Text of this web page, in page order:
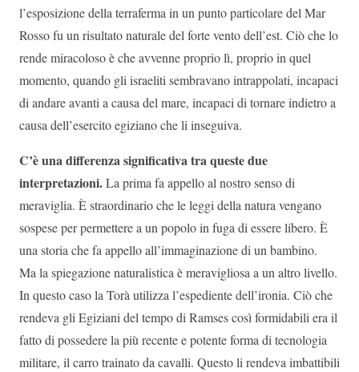
l’esposizione della terraferma in un punto particolare del Mar
Rosso fu un risultato naturale del forte vento dell’est. Ciò che lo
rende miracoloso è che avvenne proprio lì, proprio in quel
momento, quando gli israeliti sembravano intrappolati, incapaci
di andare avanti a causa del mare, incapaci di tornare indietro a
causa dell’esercito egiziano che li inseguiva.
C’è una differenza significativa tra queste due
interpretazioni.La prima fa appello al nostro senso di
meraviglia. È straordinario che le leggi della natura vengano
sospese per permettere a un popolo in fuga di essere libero. È
una storia che fa appello all’immaginazione di un bambino.
Ma la spiegazione naturalistica è meravigliosa a un altro livello.
In questo caso la Torà utilizza l’espediente dell’ironia. Ciò che
rendeva gli Egiziani del tempo di Ramses così formidabili era il
fatto di possedere la più recente e potente forma di tecnologia
militare, il carro trainato da cavalli. Questo li rendeva imbattibili